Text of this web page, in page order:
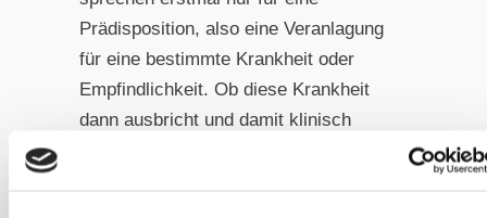
Prädisposition, also eine Veranlagung
für eine bestimmte Krankheit oder
Empfindlichkeit. Ob diese Krankheit
dann ausbricht und damit klinisch